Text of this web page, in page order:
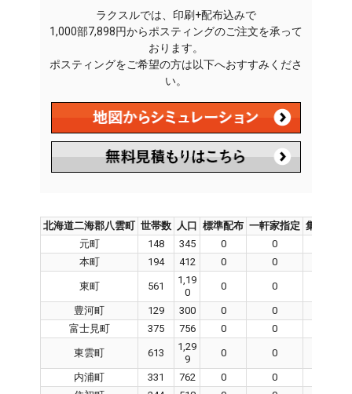
ラクスルでは、印刷+配布込みで
1,000部7,898円からポスティングのご注文を承って
おります。
ポスティングをご希望の方は以下へおすすみくださ
い。
北海道二海郡八雲町 世帯数 人口 標準配布 一軒家指定 集合住宅
元町
148 345 0 0
本町
194 412 0 0
東町 561
1,19
0
0 0
豊河町 129 300 0 0
富士見町
375 756 0 0
東雲町 613
1,29
9
0 0
内浦町 331 762 0 0